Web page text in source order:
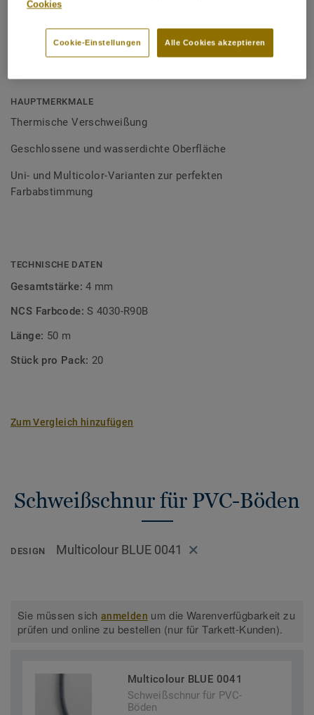
Schweißschnüre werden zur thermischen Verschweißung
perfekte Hygiene und einfache Reinigung. Tarkett
Multicolor und sind farblich auf unser
Bodenbelagssortiment abgestimmt. Durch die Verwendung
von Kontrastfarben lassen sich auch besondere
HAUPTMERKMALE
Thermische Verschweißung
Geschlossene und wasserdichte Oberfläche
Uni- und Multicolor-Varianten zur perfekten
Farbabstimmung
TECHNISCHE DATEN
Gesamtstärke:4 mm
NCS Farbcode:S 4030-R90B
Länge: 50 m
Stück pro Pack: 20
Zum Vergleich hinzufügen
Schweißschnur für PVC-Böden
DESIGN Multicolour BLUE 0041
Sie müssen sichanmelden um die Warenverfügbarkeit zu
prüfen und online zu bestellen (nur für Tarkett-Kunden).
Multicolour BLUE 0041
Schweißschnur für PVC-
Böden
Cookies
Alle Cookies akzeptieren
Cookie-Einstellungen